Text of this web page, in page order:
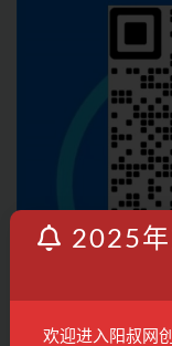
2025
欢迎进入阳叔网创